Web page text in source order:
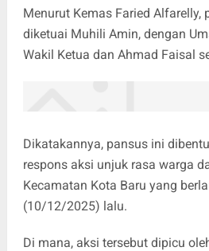
Menurut Kemas Faried Alfarelly,
diketuai Muhili Amin, dengan
Wakil Ketua dan Ahmad Faisal
Dikatakannya, pansus ini
respons aksi unjuk rasa warga
Kecamatan Kota Baru yang
(10/12/2025) lalu.
Di mana, aksi tersebut dipicu